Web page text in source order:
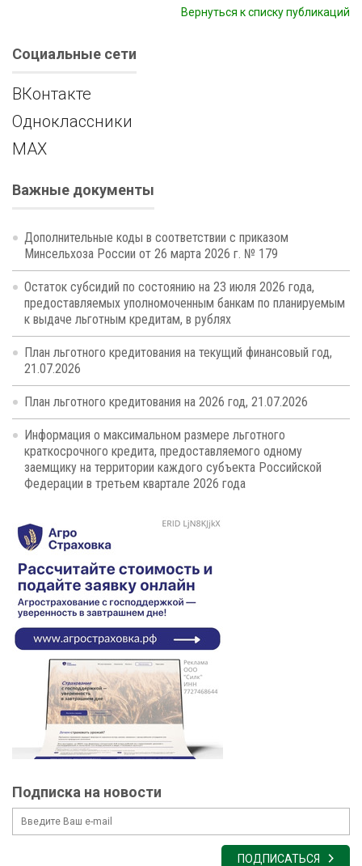
Вернуться к списку публикаций
Социальные сети
ВКонтакте
Одноклассники
MAX
Важные документы
Дополнительные коды в соответствии с приказом
Минсельхоза России от 26 марта 2026 г. № 179
Остаток субсидий по состоянию на 23 июля 2026 года,
предоставляемых уполномоченным банкам по планируемым
к выдаче льготным кредитам, в рублях
План льготного кредитования на текущий финансовый год,
21.07.2026
План льготного кредитования на 2026 год, 21.07.2026
Информация о максимальном размере льготного
краткосрочного кредита, предоставляемого одному
заемщику на территории каждого субъекта Российской
Федерации в третьем квартале 2026 года
Подписка на новости
ПОДПИСАТЬСЯ